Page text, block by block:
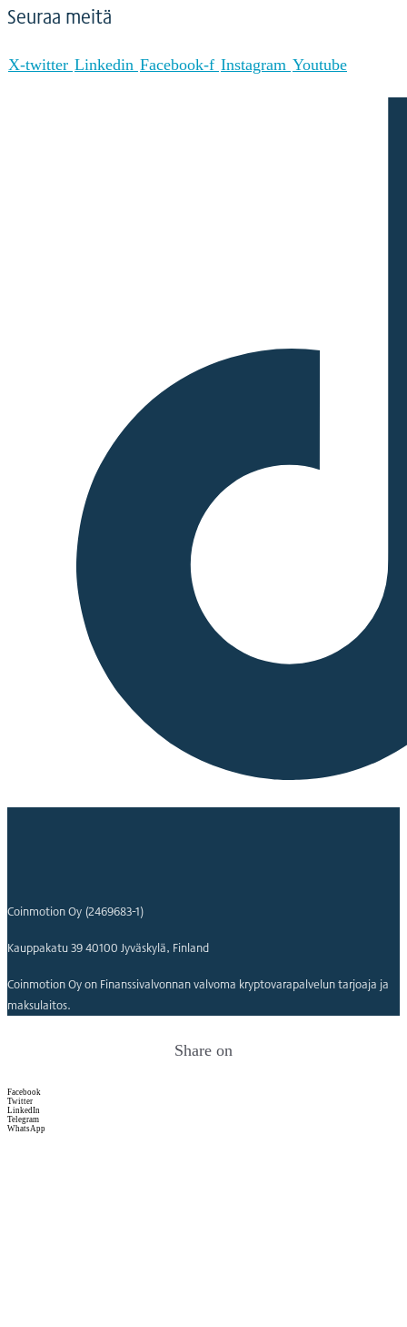
Seuraa meitä
X-twitter Linkedin Facebook-f Instagram Youtube
Coinmotion Oy (2469683-1)
Kauppakatu 39 40100 Jyväskylä, Finland
Coinmotion Oy on Finanssivalvonnan valvoma kryptovarapalvelun tarjoaja ja
maksulaitos.
Share on
Facebook
Twitter
LinkedIn
Telegram
WhatsApp